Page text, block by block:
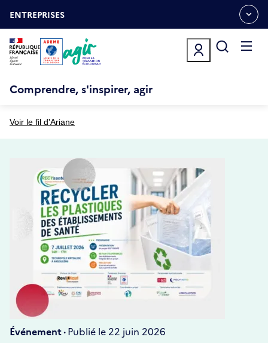
auOUVRIR
LE
MENU
ESPACE
ENTREPRISES
Comprendre, s'inspirer, agir
Voir le fil d'Ariane
Événement ·Publié le 22 juin 2026